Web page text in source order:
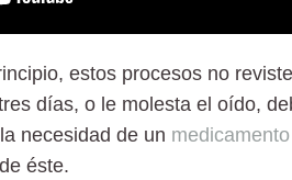
estos procesos no
días, o le molesta el oído,
necesidad de un medicamento
éste.